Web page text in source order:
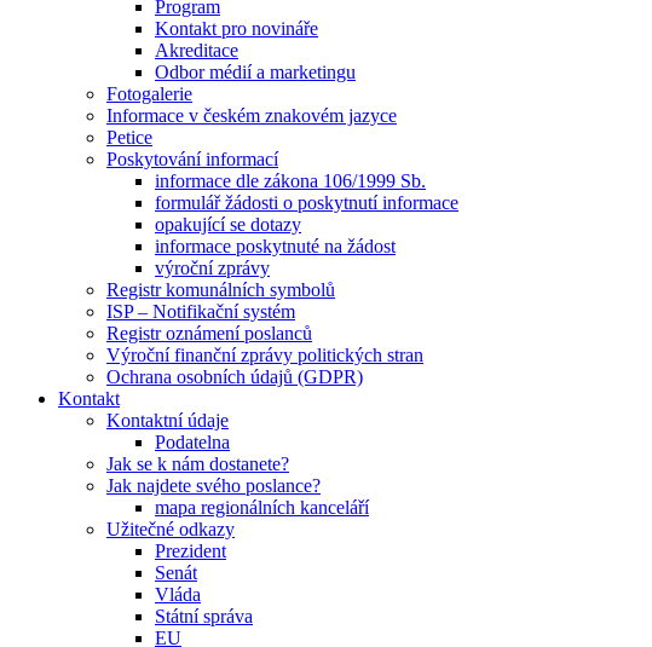
Program
Kontakt pro novináře
Akreditace
Odbor médií a marketingu
Fotogalerie
Informace v českém znakovém jazyce
Petice
Poskytování informací
informace dle zákona 106/1999 Sb.
formulář žádosti o poskytnutí informace
opakující se dotazy
informace poskytnuté na žádost
výroční zprávy
Registr komunálních symbolů
ISP – Notifikační systém
Registr oznámení poslanců
Výroční finanční zprávy politických stran
Ochrana osobních údajů (GDPR)
Kontakt
Kontaktní údaje
Podatelna
Jak se k nám dostanete?
Jak najdete svého poslance?
mapa regionálních kanceláří
Užitečné odkazy
Prezident
Senát
Vláda
Státní správa
EU